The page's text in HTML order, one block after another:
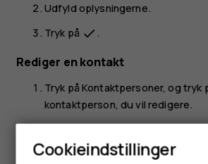
Udfyld oplysningerne.
Tryk på done .
Rediger en kontakt
Tryk påKontaktpersoner, og tryk
kontaktperson, du vil redigere.
Rediger oplysningerne.
Cookieindstillinger